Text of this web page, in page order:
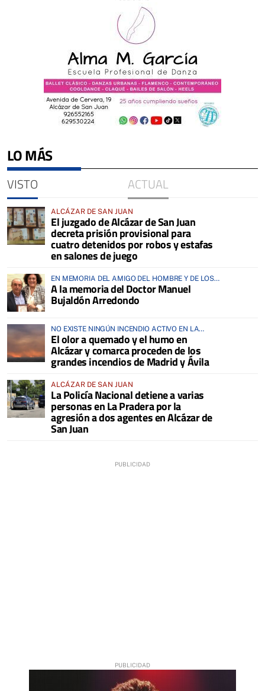
LO MÁS
VISTO ACTUAL
ALCÁZAR DE SAN JUAN
El juzgado de Alcázar de San Juan
decreta prisión provisional para
cuatro detenidos por robos y estafas
en salones de juego
EN MEMORIA DEL AMIGO DEL HOMBRE Y DE LOS
ANIMALES
A la memoria del Doctor Manuel
Bujaldón Arredondo
NO EXISTE NINGÚN INCENDIO ACTIVO EN LA
COMARCA
El olor a quemado y el humo en
Alcázar y comarca proceden de los
grandes incendios de Madrid y Ávila
ALCÁZAR DE SAN JUAN
La Policía Nacional detiene a varias
personas en La Pradera por la
agresión a dos agentes en Alcázar de
San Juan